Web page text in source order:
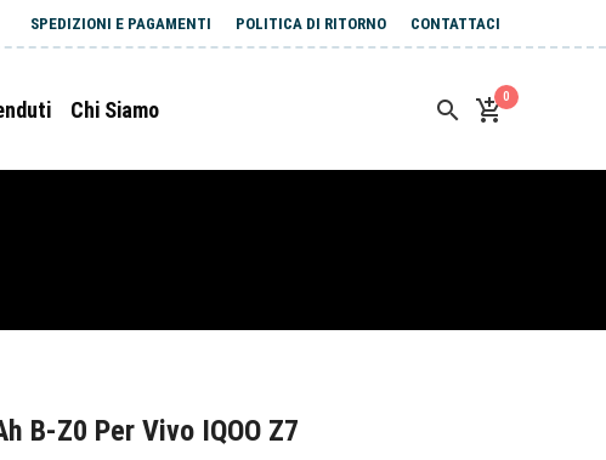
SPEDIZIONI E PAGAMENTI POLITICA DI RITORNO CONTATTACI
Chi Siamo
0
B-Z0 Per Vivo IQOO Z7